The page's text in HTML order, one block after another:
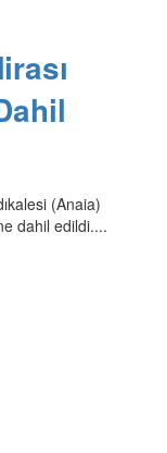
(Anaia)
dahil edildi....